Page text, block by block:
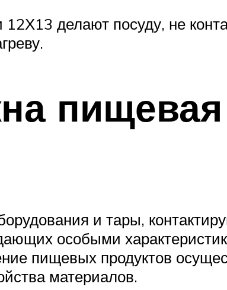
12Х13 делают посуду, не
и тары,
особыми
пищевых продуктов
материалов.